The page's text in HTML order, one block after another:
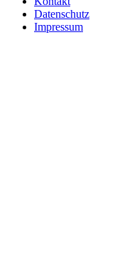
Datenschutz
Impressum